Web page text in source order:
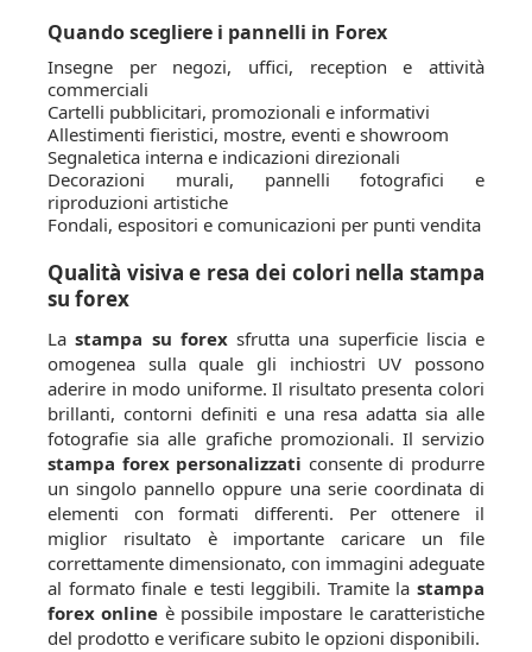
Quando scegliere i pannelli in Forex
Insegne per negozi, uffici, reception e attività
commerciali
Cartelli pubblicitari, promozionali e informativi
Allestimenti fieristici, mostre, eventi e showroom
Segnaletica interna e indicazioni direzionali
Decorazioni murali, pannelli fotografici e
riproduzioni artistiche
Fondali, espositori e comunicazioni per punti vendita
Qualità visiva e resa dei colori nella stampa
su forex
Lastampa su forexsfrutta una superficie liscia e
omogenea sulla quale gli inchiostri UV possono
aderire in modo uniforme. Il risultato presenta colori
brillanti, contorni definiti e una resa adatta sia alle
fotografie sia alle grafiche promozionali. Il servizio
stampa forex personalizzati consente di produrre
un singolo pannello oppure una serie coordinata di
elementi con formati differenti. Per ottenere il
miglior risultato è importante caricare un file
correttamente dimensionato, con immagini adeguate
al formato finale e testi leggibili. Tramite la stampa
forex online è possibile impostare le caratteristiche
del prodotto e verificare subito le opzioni disponibili.